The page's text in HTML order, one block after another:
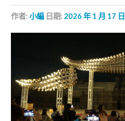
作者:小編 日期: 2026 年 1 月 17 日